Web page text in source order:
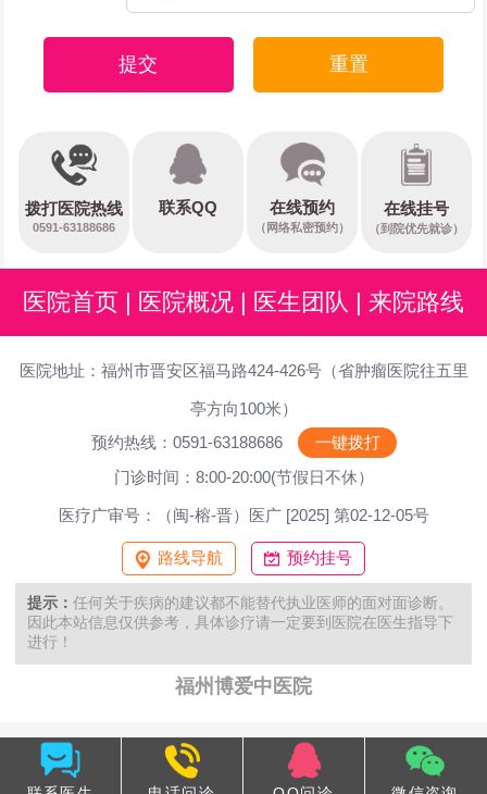
提交 重置
拨打医院热线
0591-63188686
联系QQ 在线预约
（网络私密预约）
在线挂号
（到院优先就诊）
医院首页 医院概况 医生团队 来院路线
医院地址：福州市晋安区福马路424-426号（省肿瘤医院往五里
亭方向100米）
预约热线：0591-63188686
一键拨打
门诊时间：8:00-20:00(节假日不休）
医疗广审号：（闽-榕-晋）医广 [2025] 第02-12-05号
路线导航 预约挂号
提示： 任何关于疾病的建议都不能替代执业医师的面对面诊断。
因此本站信息仅供参考，具体诊疗请一定要到医院在医生指导下
进行！
福州博爱中医院